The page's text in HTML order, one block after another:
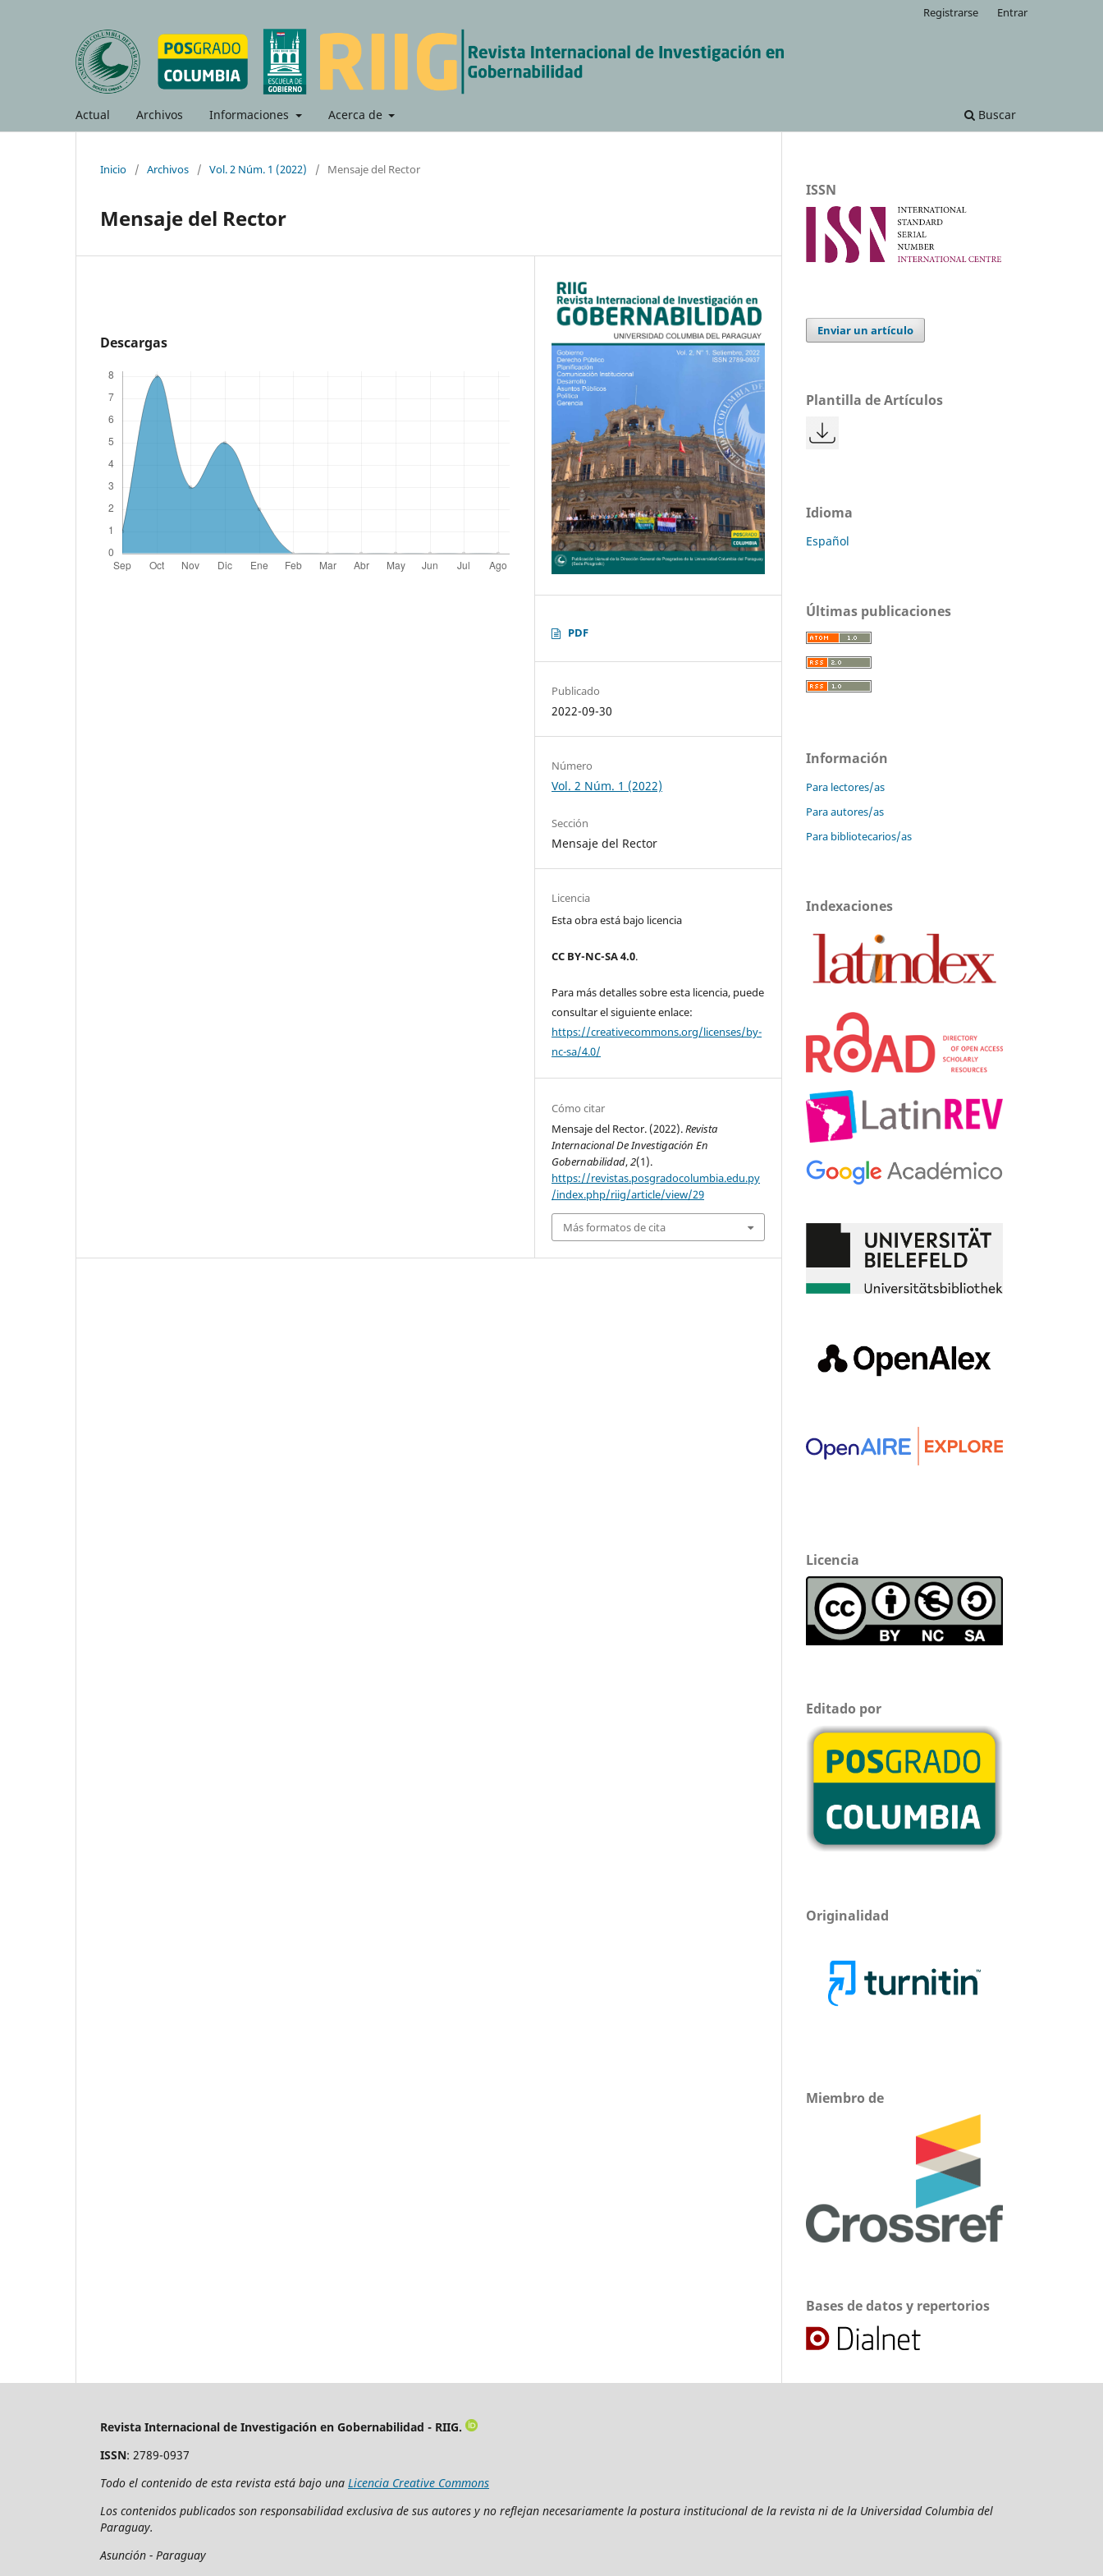
Actual Archivos Informaciones Acerca de Buscar
Registrarse Entrar
Inicio / Archivos / Vol. 2 Núm. 1 (2022) / Mensaje del Rector
Mensaje del Rector
Descargas
PDF
Publicado
2022-09-30
Número
Vol. 2 Núm. 1 (2022)
Sección
Mensaje del Rector
Licencia
Esta obra está bajo licencia
CC BY-NC-SA 4.0.
Para más detalles sobre esta licencia, puede
consultar el siguiente enlace:
https://creativecommons.org/licenses/by-
nc-sa/4.0/
Cómo citar
Mensaje del Rector. (2022).Revista
Internacional De Investigación En
Gobernabilidad,2(1).
https://revistas.posgradocolumbia.edu.py
/index.php/riig/article/view/29
Más formatos de cita
ISSN
Enviar un artículo
Plantilla de Artículos
Idioma
Español
Últimas publicaciones
Información
Para lectores/as
Para autores/as
Para bibliotecarios/as
Indexaciones
Licencia
Editado por
Originalidad
Miembro de
Bases de datos y repertorios
Revista Internacional de Investigación en Gobernabilidad - RIIG.
ISSN: 2789-0937
Todo el contenido de esta revista está bajo una Licencia Creative Commons
Los contenidos publicados son responsabilidad exclusiva de sus autores y no reflejan necesariamente la postura institucional de la revista ni de la Universidad Columbia del
Paraguay.
Asunción - Paraguay